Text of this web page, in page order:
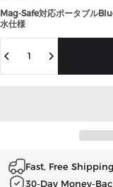
Mag-Safe対応ポータブル
水仕様
Fast, Free
30-Day Money-